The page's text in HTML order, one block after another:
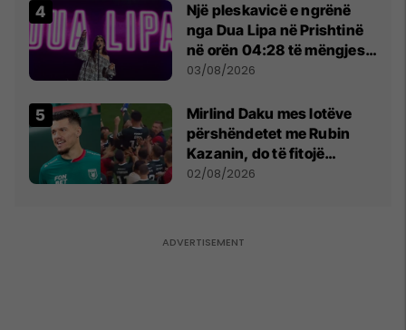
Një pleskavicë e ngrënë
nga Dua Lipa në Prishtinë
në orën 04:28 të mëngjesit
- dhe bota digjitale serbe
03/08/2026
Mirlind Daku mes lotëve
përshëndetet me Rubin
Kazanin, do të fitojë
miliona te Spartak Moska
02/08/2026